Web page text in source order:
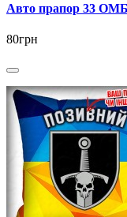
Авто прапор 33
80грн